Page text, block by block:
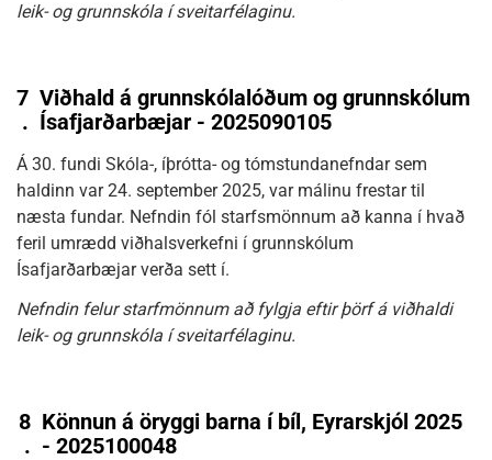
leik- og grunnskóla í sveitarfélaginu.
7
.
Viðhald á grunnskólalóðum og grunnskólum
Ísafjarðarbæjar - 2025090105
Á 30. fundi Skóla-, íþrótta- og tómstundanefndar sem
haldinn var 24. september 2025, var málinu frestar til
næsta fundar. Nefndin fól starfsmönnum að kanna í hvað
feril umrædd viðhalsverkefni í grunnskólum
Ísafjarðarbæjar verða sett í.
Nefndin felur starfmönnum að fylgja eftir þörf á viðhaldi
leik- og grunnskóla í sveitarfélaginu.
8
.
Könnun á öryggi barna í bíl, Eyrarskjól 2025
- 2025100048